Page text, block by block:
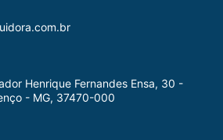
Henrique Fernandes Ensa, 30 -
- MG, 37470-000